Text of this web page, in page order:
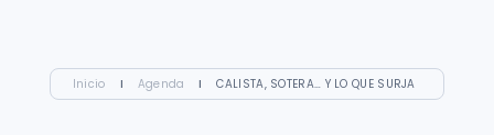
Inicio I Agenda I CALISTA, SOTERA… Y LO QUE SURJA